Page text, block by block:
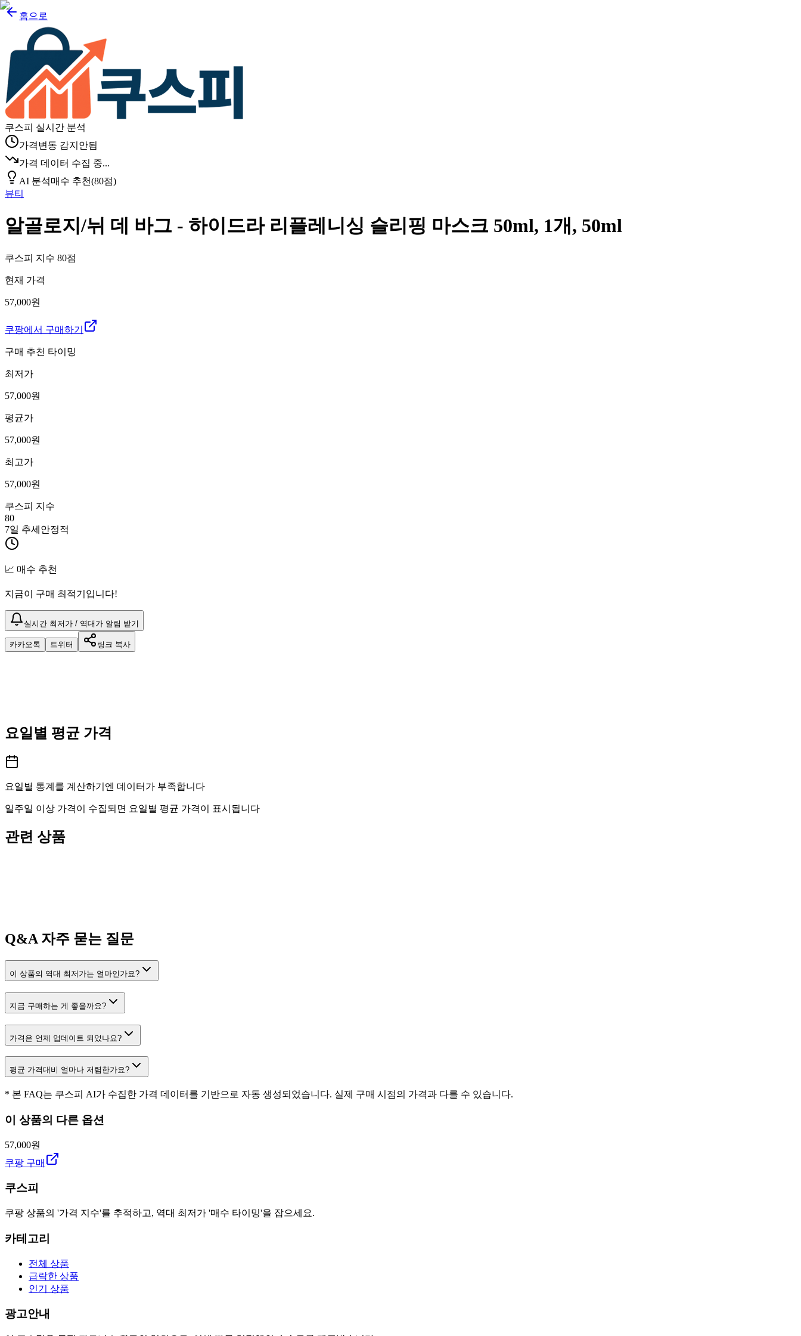
홈으로
쿠스피 실시간 분석
가격변동 감지안됨
가격 데이터 수집 중...
AI 분석매수 추천(80점)
뷰티
알골로지/뉘 데 바그 - 하이드라 리플레니싱 슬리핑 마스크 50ml, 1개, 50ml
쿠스피 지수 80점
현재 가격
57,000원
쿠팡에서 구매하기
구매 추천 타이밍
최저가
57,000원
평균가
57,000원
최고가
57,000원
쿠스피 지수
80
7일 추세 안정적
📈 매수 추천
지금이 구매 최적기입니다!
실시간 최저가 / 역대가 알림 받기
카카오톡 트위터 링크 복사
요일별 평균 가격
요일별 통계를 계산하기엔 데이터가 부족합니다
일주일 이상 가격이 수집되면 요일별 평균 가격이 표시됩니다
관련 상품
Q&A자주 묻는 질문
이 상품의 역대 최저가는 얼마인가요?
지금 구매하는 게 좋을까요?
가격은 언제 업데이트 되었나요?
평균 가격대비 얼마나 저렴한가요?
* 본 FAQ는 쿠스피 AI가 수집한 가격 데이터를 기반으로 자동 생성되었습니다. 실제 구매 시점의 가격과 다를 수 있습니다.
이 상품의 다른 옵션
57,000원
쿠팡 구매
쿠스피
쿠팡 상품의 '가격 지수'를 추적하고, 역대 최저가 '매수 타이밍'을 잡으세요.
카테고리
전체 상품
급락한 상품
인기 상품
광고안내